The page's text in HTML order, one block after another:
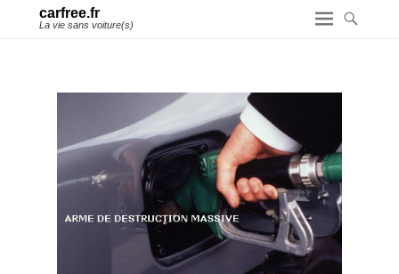
carfree.fr
La vie sans voiture(s)